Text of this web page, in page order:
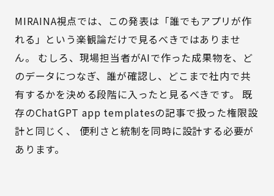
MIRAINA視点では、この発表は「誰でもアプリが作
れる」という楽観論だけで見るべきではありませ
ん。 むしろ、現場担当者がAIで作った成果物を、ど
のデータにつなぎ、誰が確認し、どこまで社内で共
有するかを決める段階に入ったと見るべきです。 既
存のChatGPT app templatesの記事で扱った権限設
計と同じく、 便利さと統制を同時に設計する必要が
あります。